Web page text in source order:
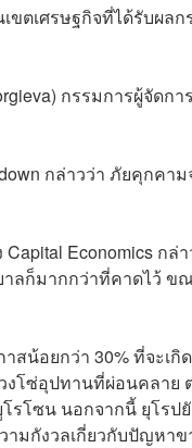
ตเศรษฐกิจที่ได้รับผล
กรรมการผู้จัดกา
กล่าวว่า ภัยคุกค
Economics กล่
ลก็มากกว่าที่คาดไว้
น้อยกว่า 30% ที่จะเกิ
โซ่อุปทานที่ผ่อนคลาย
โซน นอกจากนี้ ยุโรป
มกังวลเกี่ยวกับปัญหา